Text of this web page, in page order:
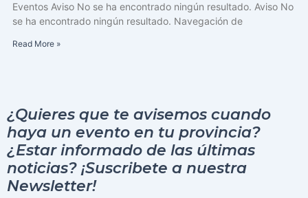
Eventos Aviso No se ha encontrado ningún resultado. Aviso No
se ha encontrado ningún resultado. Navegación de
Read More »
¿Quieres que te avisemos cuando
haya un evento en tu provincia?
¿Estar informado de las últimas
noticias? ¡Suscribete a nuestra
Newsletter!